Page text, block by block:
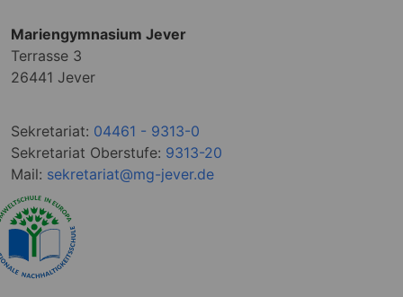
Mariengymnasium Jever
Terrasse 3
26441 Jever
Sekretariat: 04461 - 9313-0
Sekretariat Oberstufe: 9313-20
Mail: sekretariat@mg-jever.de